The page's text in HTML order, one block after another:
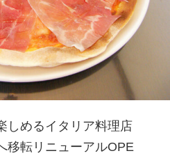
しめるイタリア料理店
移転リニューアルOPE